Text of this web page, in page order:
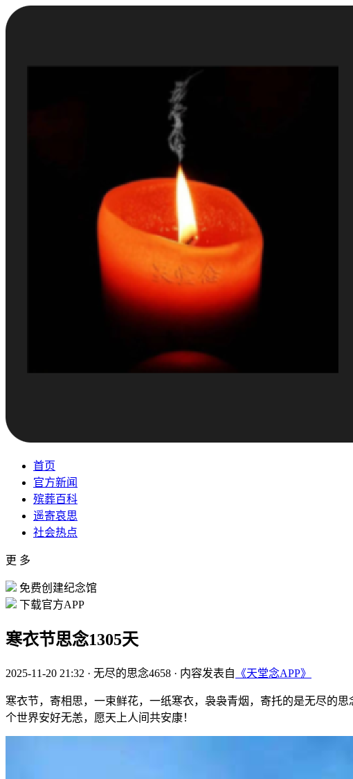
首页
官方新闻
殡葬百科
遥寄哀思
社会热点
更 多
免费创建纪念馆
下载官方APP
寒衣节思念1305天
2025-11-20 21:32 · 无尽的思念4658 · 内容发表自 《天堂念APP》
寒衣节，寄相思，一束鲜花，一纸寒衣，袅袅青烟，寄托的是无尽的
个世界安好无恙，愿天上人间共安康！